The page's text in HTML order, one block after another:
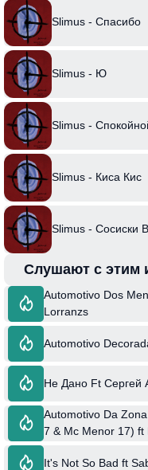
Slimus - Спасибо
Slimus - Ю
Slimus -
Slimus - Киса Кис
Slimus - Сосиски
Слушают с этим
Automotivo Dos
Lorranzs
Automotivo
Не Дано Ft Сергей
Automotivo Da
7 & Mc Menor 17) ft
It's Not So Bad ft